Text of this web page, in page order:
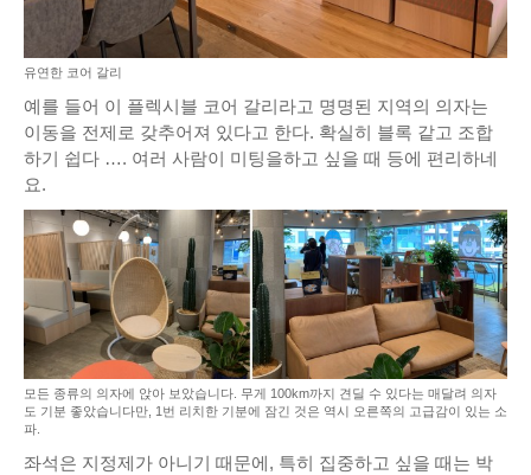
유연한 코어 갈리
예를 들어 이 플렉시블 코어 갈리라고 명명된 지역의 의자는
이동을 전제로 갖추어져 있다고 한다. 확실히 블록 같고 조합
하기 쉽다 …. 여러 사람이 미팅을하고 싶을 때 등에 편리하네
요.
모든 종류의 의자에 앉아 보았습니다. 무게 100km까지 견딜 수 있다는 매달려 의자
도 기분 좋았습니다만, 1번 리치한 기분에 잠긴 것은 역시 오른쪽의 고급감이 있는 소
파.
좌석은 지정제가 아니기 때문에, 특히 집중하고 싶을 때는 박